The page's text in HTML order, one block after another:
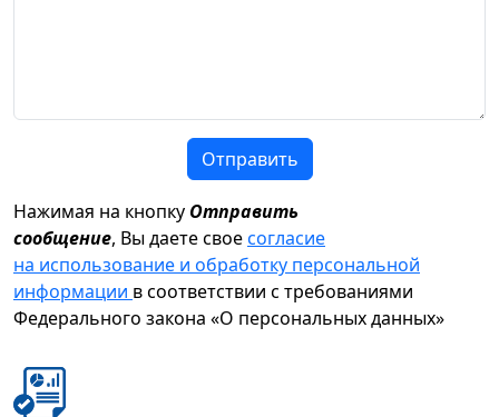
Отправить
Нажимая на кнопку Отправить
сообщение, Вы даете своесогласие
на использование и обработку персональной
информации в соответствии с требованиями
Федерального закона «О персональных данных»